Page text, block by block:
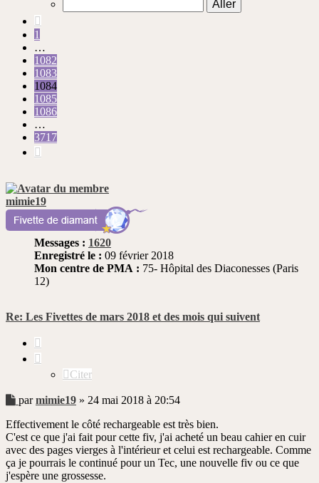
3717
1
…
1082
1083
1084
1085
1086
…
3717
mimie19
Messages : 1620
Enregistré le : 09 février 2018
Mon centre de PMA : 75- Hôpital des Diaconesses (Paris
12)
Re: Les Fivettes de mars 2018 et des mois qui suivent
Citer
Message
lu
parmimie19 » 24 mai 2018 à 20:54
Effectivement le côté rechargeable est très bien.
C'est ce que j'ai fait pour cette fiv, j'ai acheté un beau cahier en cuir
avec des pages vierges à l'intérieur et celui est rechargeable. Comme
ça je pourrais le continué pour un Tec, une nouvelle fiv ou ce que
j'espère une grossesse.